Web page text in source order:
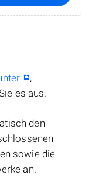
,
es aus.
den
sowie die
an.